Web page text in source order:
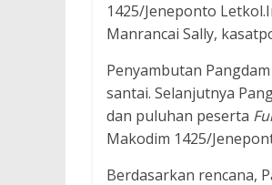
1425/Jeneponto
Manrancai Sally,
Penyambutan
santai. Selanjutnya
dan puluhan peserta
Makodim 1425/
Berdasarkan rencana,